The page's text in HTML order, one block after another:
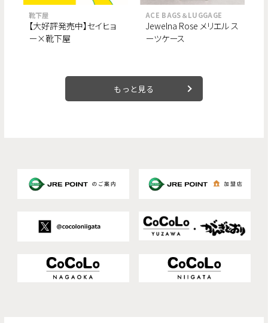
靴下屋
【大好評発売中】セイヒョ
ー×靴下屋
ACE BAGS＆LUGGAGE
Jewelna Rose メリエル ス
ーツケース
もっと見る